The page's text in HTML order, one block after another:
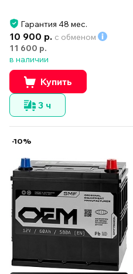
Гарантия 48 мес.
10 900 р. с обменом
11 600 р.
в наличии
Купить
3 ч
-10%